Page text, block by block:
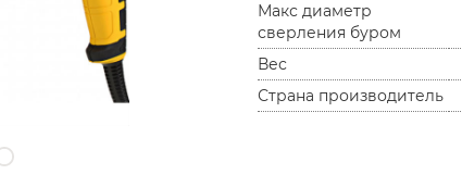
Макс диаметр
сверления буром
Вес
Страна производитель